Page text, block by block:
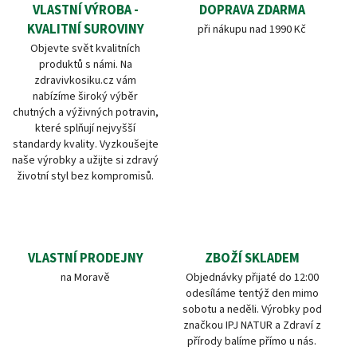
VLASTNÍ VÝROBA -
KVALITNÍ SUROVINY
Objevte svět kvalitních
produktů s námi. Na
zdravivkosiku.cz vám
nabízíme široký výběr
chutných a výživných potravin,
které splňují nejvyšší
standardy kvality. Vyzkoušejte
naše výrobky a užijte si zdravý
životní styl bez kompromisů.
DOPRAVA ZDARMA
při nákupu nad 1990 Kč
VLASTNÍ PRODEJNY
na Moravě
ZBOŽÍ SKLADEM
Objednávky přijaté do 12:00
odesíláme tentýž den mimo
sobotu a neděli. Výrobky pod
značkou IPJ NATUR a Zdraví z
přírody balíme přímo u nás.